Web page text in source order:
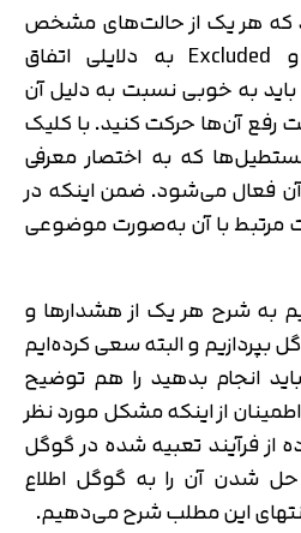
که هر یک از حالت‌های مشخص
شده Error ،Warning و Excluded به دلایلی اتفاق
باید به خوبی نسبت به دلیل آن
رفع آن‌ها حرکت کنید. با کلیک
که به اختصار معرفی
فعال می‌شود. ضمن اینکه در
با آن به‌صورت موضوعی
به شرح هر یک از هشدارها و
و البته سعی کرده‌ایم
انجام بدهید را هم توضیح
از اینکه مشکل مورد نظر
فرآیند تعبیه شده در گوگل
شدن آن را به گوگل اطلاع
انتهای این مطلب شرح می‌دهیم.